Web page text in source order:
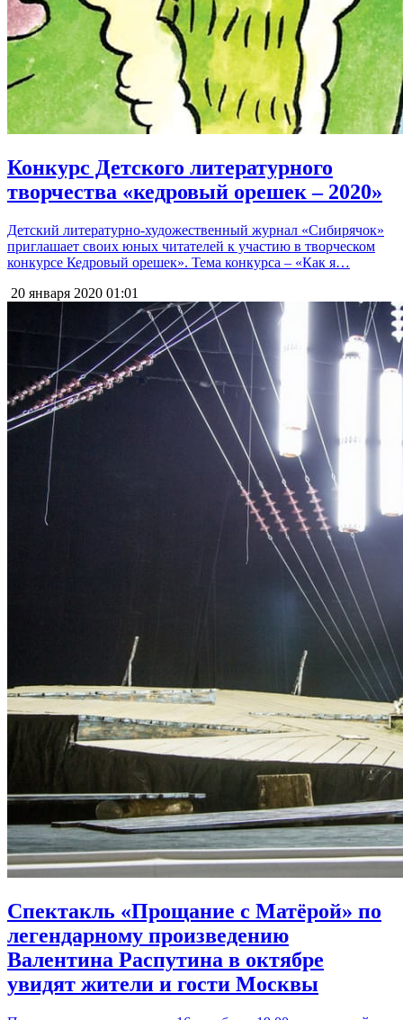
Конкурс Детского литературного
творчества «кедровый орешек – 2020»
Детский литературно-художественный журнал «Сибирячок»
приглашает своих юных читателей к участию в творческом
конкурсе Кедровый орешек». Тема конкурса – «Как я…
20 января 2020 01:01
Спектакль «Прощание с Матёрой» по
легендарному произведению
Валентина Распутина в октябре
увидят жители и гости Москвы